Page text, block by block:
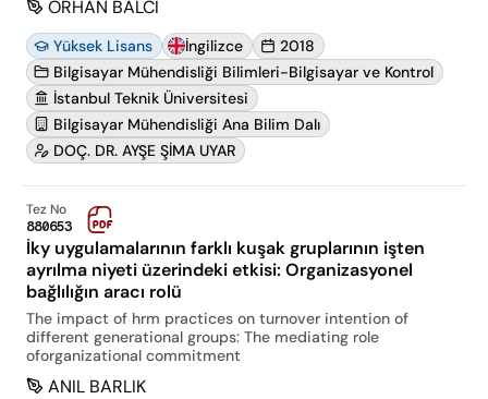
ORHAN BALCI
Yüksek Lisans İngilizce
2018
Bilgisayar Mühendisliği Bilimleri-Bilgisayar ve Kontrol
İstanbul Teknik Üniversitesi
Bilgisayar Mühendisliği Ana Bilim Dalı
DOÇ. DR. AYŞE ŞİMA UYAR
Tez No
880653
İky uygulamalarının farklı kuşak gruplarının işten
ayrılma niyeti üzerindeki etkisi: Organizasyonel
bağlılığın aracı rolü
The impact of hrm practices on turnover intention of
different generational groups: The mediating role
oforganizational commitment
ANIL BARLIK